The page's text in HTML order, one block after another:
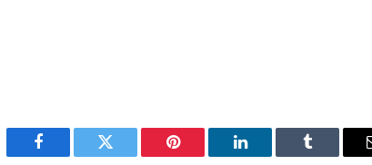
Facebook Twitter Pinterest LinkedIn Tumblr